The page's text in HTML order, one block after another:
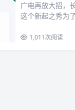
广电再放大招，
这个新起之秀为
1,011次阅读